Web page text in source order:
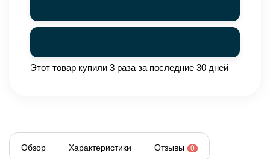
Этот товар купили 3 раза за последние 30 дней
Обзор Характеристики Отзывы 0